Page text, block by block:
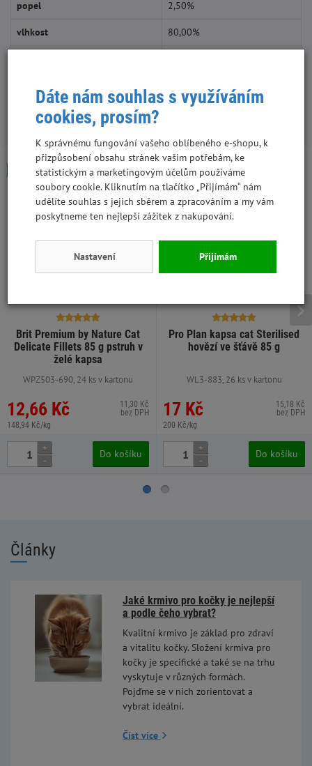
popel 2,50%
vlhkost 80,00%
S tímto produktem lidé kupují:
Brit Premium by Nature Cat
Delicate Fillets 85 g pstruh v
želé kapsa
WPZ503-690, 24 ks v kartonu
12,66 Kč
148,94 Kč/kg
11,30 Kč
bez DPH
Skladem
+
-
Do košíku
Pro Plan kapsa cat Sterilised
hovězí ve šťávě 85 g
WL3-883, 26 ks v kartonu
17 Kč
200 Kč/kg
15,18 Kč
bez DPH
Skladem Výhodná cena
+
-
Do košíku
Články
Jaké krmivo pro kočky je nejlepší
a podle čeho vybrat?
Kvalitní krmivo je základ pro zdraví
a vitalitu kočky. Složení krmiva pro
kočky je specifické a také se na trhu
vyskytuje v různých formách.
Pojďme se v nich zorientovat a
vybrat ideální.
Číst více
Dáte nám souhlas s využíváním
cookies, prosím?
K správnému fungování vašeho oblíbeného e-shopu, k
přizpůsobení obsahu stránek vašim potřebám, ke
statistickým a marketingovým účelům používáme
soubory cookie. Kliknutím na tlačítko „Přijímám“ nám
udělíte souhlas s jejich sběrem a zpracováním a my vám
poskytneme ten nejlepší zážitek z nakupování.
Nastavení Přijímám